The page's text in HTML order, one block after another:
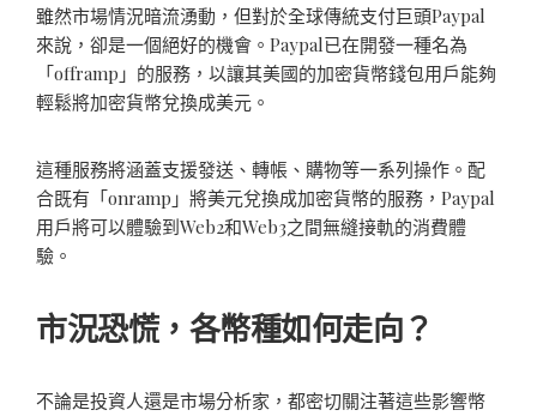
雖然市場情況暗流湧動，但對於全球傳統支付巨頭Paypal
來說，卻是一個絕好的機會。Paypal已在開發一種名為
「offramp」的服務，以讓其美國的加密貨幣錢包用戶能夠
輕鬆將加密貨幣兌換成美元。
這種服務將涵蓋支援發送、轉帳、購物等一系列操作。配
合既有「onramp」將美元兌換成加密貨幣的服務，Paypal
用戶將可以體驗到Web2和Web3之間無縫接軌的消費體
驗。
市況恐慌，各幣種如何走向？
不論是投資人還是市場分析家，都密切關注著這些影響幣